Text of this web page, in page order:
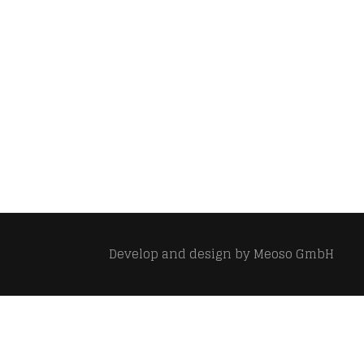
Develop and design byMeoso GmbH